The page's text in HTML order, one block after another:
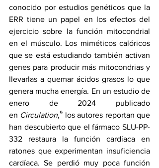
conocido por estudios genéticos que la
ERR tiene un papel en los efectos del
ejercicio sobre la función mitocondrial
en el músculo. Los miméticos calóricos
que se está estudiando también activan
genes para producir más mitocondrias y
llevarlas a quemar ácidos grasos lo que
genera mucha energía. En un estudio de
enero de 2024 publicado
en Circulation,⁹ los autores reportan que
han descubierto que el fármaco SLU-PP-
332 restaura la función cardíaca en
ratones que experimentan insuficiencia
cardíaca. Se perdió muy poca función